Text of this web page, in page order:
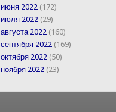
июня 2022 (172)
июля 2022 (29)
августа 2022 (160)
сентября 2022 (169)
октября 2022 (50)
ноября 2022 (23)